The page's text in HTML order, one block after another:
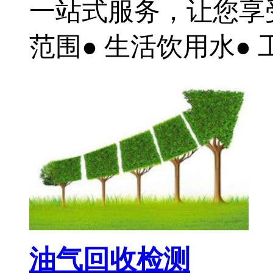
一站式服务，让您
范围● 生活饮用水●
油气回收检测